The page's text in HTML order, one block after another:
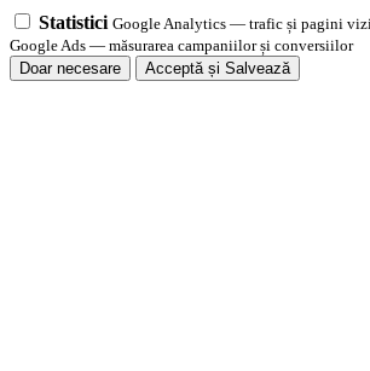
Statistici Google Analytics — trafic și pagini
Google Ads — măsurarea campaniilor și conversiilor
Doar necesare
Acceptă și Salvează